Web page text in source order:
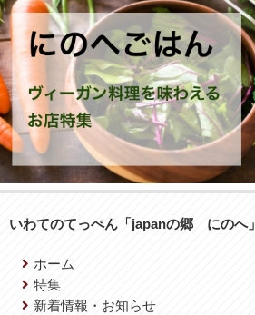
いわてのてっぺん「japanの郷 にのへ」
ホーム
特集
新着情報・お知らせ